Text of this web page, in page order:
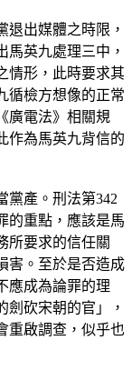
退出媒體之時限，
馬英九處理三中，
情形，此時要求其
循檢方想像的正常
廣電法》相關規
作為馬英九背信的
黨產。刑法第342
的重點，應該是馬
所要求的信任關
害。至於是否造成
應成為論罪的理
劍砍宋朝的官」，
重啟調查，似乎也